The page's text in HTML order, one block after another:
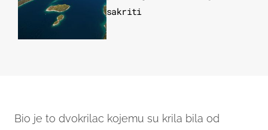
sakriti
Bio je to dvokrilac kojemu su krila bila od